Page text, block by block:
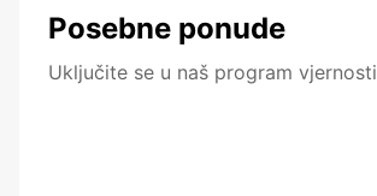
Posebne ponude
Uključite se u naš program vjernosti